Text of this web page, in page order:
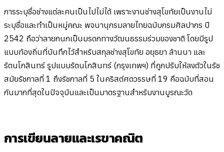
การระบุชื่อช่างแต่ละคนเป็นไปไม่ได้ เพราะงานช่างสุโขทัยเป็นงานไม่
ระบุชื่อและทำเป็นหมู่คณะ พจนานุกรมลายไทยฉบับกรมศิลปากร ปี
2542 ถือว่าลายกนกเป็นมรดกทางวัฒนธรรมร่วมของชาติ โดยมีรูป
แบบท้องถิ่นที่บันทึกไว้สำหรับสกุลช่างสุโขทัย อยุธยา ล้านนา และ
รัตนโกสินทร์ รูปแบบรัตนโกสินทร์ (กรุงเทพฯ) ที่ถูกปรับให้ลงตัวในรัช
สมัยรัชกาลที่ 1 ถึงรัชกาลที่ 5 ในคริสต์ศตวรรษที่ 19 คือฉบับที่สอน
กันมากที่สุดในปัจจุบันและเป็นมาตรฐานสำหรับงานบูรณะวัด
การเขียนลายและเรขาคณิต